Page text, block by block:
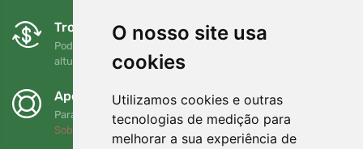
O nosso site usa
cookies
Utilizamos cookies e outras
tecnologias de medição para
melhorar a sua experiência de
Trocas e devoluções gratuitas
Pode devolver ou trocar a sua encomenda em qualquer
altura no prazo de 90 dias
Apoiamos a Trees.org
Para cada encomenda plantamos uma árvore! Leia mais
Sobre nós